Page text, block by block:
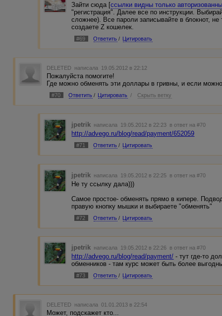
Зайти сюда [ссылки видны только
"регистрация". Далее все по инструкции.
сложнее). Все пароли записывайте в блокнот, не
создаете Z кошелек.
#69 Ответить / Цитировать
DELETED написала 19.05.2012 в 22:12
Пожалуйста помогите!
Где можно обменять эти доллары в гривны, и если
#70 Ответить / Цитировать / Скрыть ветку
jpetrik написала 19.05.2012 в 22:23 в ответ на #70
http://advego.ru/blog/read/payment/652059
#71 Ответить / Цитировать
jpetrik написала 19.05.2012 в 22:25 в ответ на #70
Не ту ссылку дала)))
Самое простое- обменять прямо в кипере.
правую кнопку мышки и выбираете "обменять"
#72 Ответить / Цитировать
jpetrik написала 19.05.2012 в 22:26 в ответ на #70
http://advego.ru/blog/read/payment/ - тут где-то
обменников - там курс может быть более
#73 Ответить / Цитировать
DELETED написала 01.01.2013 в 22:54
Может, подскажет кто...